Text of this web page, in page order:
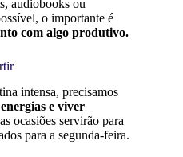
audiobooks ou
o importante é
com algo produtivo.
intensa, precisamos
e viver
ocasiões servirão para
para a segunda-feira.